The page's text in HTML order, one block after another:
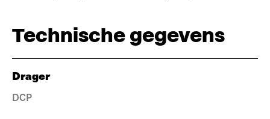
Technische gegevens
Drager
DCP